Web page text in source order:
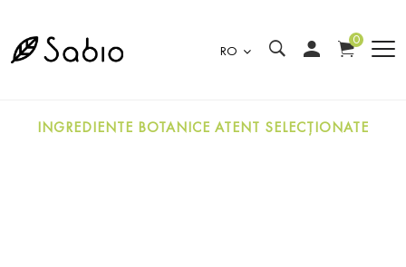
RO
0
INGREDIENTE BOTANICE ATENT SELECȚIONATE